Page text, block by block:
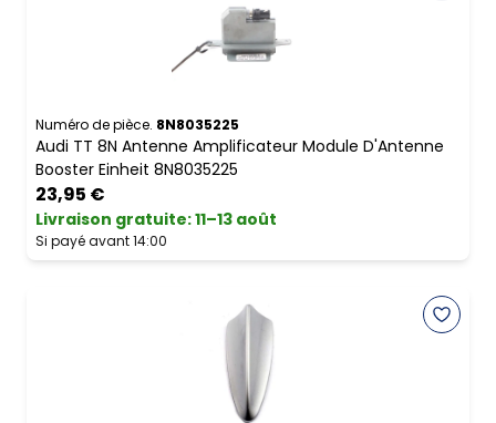
Numéro de pièce. 8N8035225
Audi TT 8N Antenne Amplificateur Module D'Antenne
Booster Einheit 8N8035225
23,95 €
Livraison gratuite:11–13 août
Si payé avant 14:00